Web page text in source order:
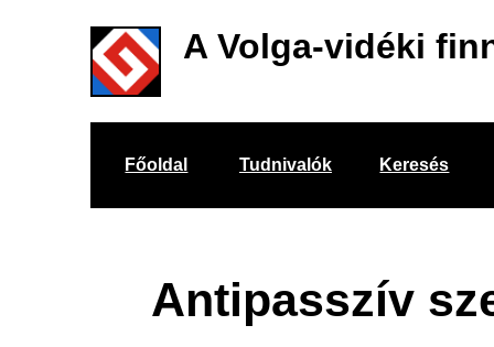
A Volga-vidéki
Főoldal Tudnivalók Keresés
Antipasszív